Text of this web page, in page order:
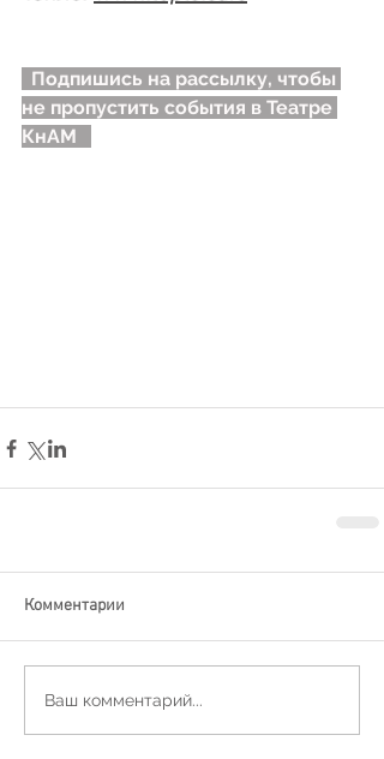
Подпишись на рассылку, чтобы
не пропустить события в Театре
КнАМ
Комментарии
Ваш комментарий...